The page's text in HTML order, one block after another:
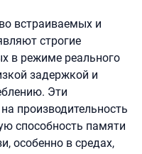
встраиваемых и
строгие
в режиме реального
задержкой и
Эти
производительность
способность памяти
особенно в средах,